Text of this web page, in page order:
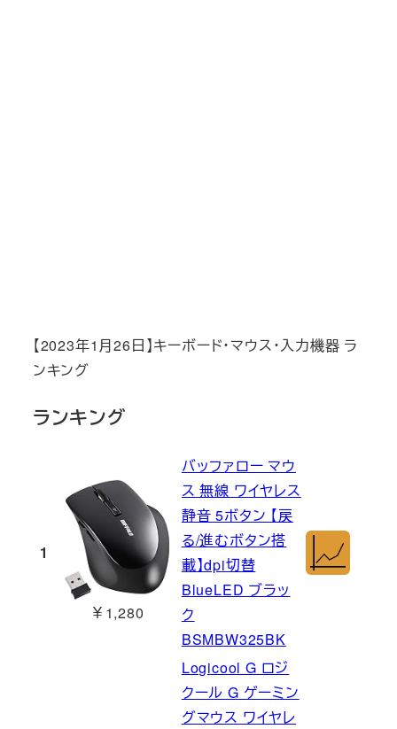
【2023年1月26日】キーボード・マウス・入力機器 ラ
ンキング
ランキング
1
￥1,280
バッファロー マウ
ス 無線 ワイヤレス
静音 5ボタン 【戻
る/進むボタン搭
載】dpi切替
BlueLED ブラッ
ク
BSMBW325BK
Logicool G ロジ
クール G ゲーミン
グマウス ワイヤレ